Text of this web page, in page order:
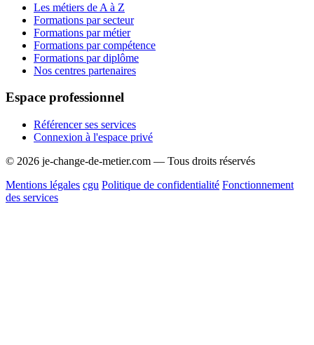
Les métiers de A à Z
Formations par secteur
Formations par métier
Formations par compétence
Formations par diplôme
Nos centres partenaires
Espace professionnel
Référencer ses services
Connexion à l'espace privé
© 2026 je-change-de-metier.com — Tous droits réservés
Mentions légales cgu Politique de confidentialité Fonctionnement
des services